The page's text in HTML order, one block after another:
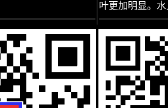
叶更加明显。水